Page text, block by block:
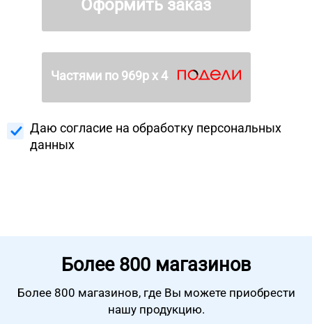
Оформить заказ
Частями по 969р х 4
Даю согласие на обработку персональных
данных
Более 800 магазинов
Более 800 магазинов, где Вы можете приобрести
нашу продукцию.